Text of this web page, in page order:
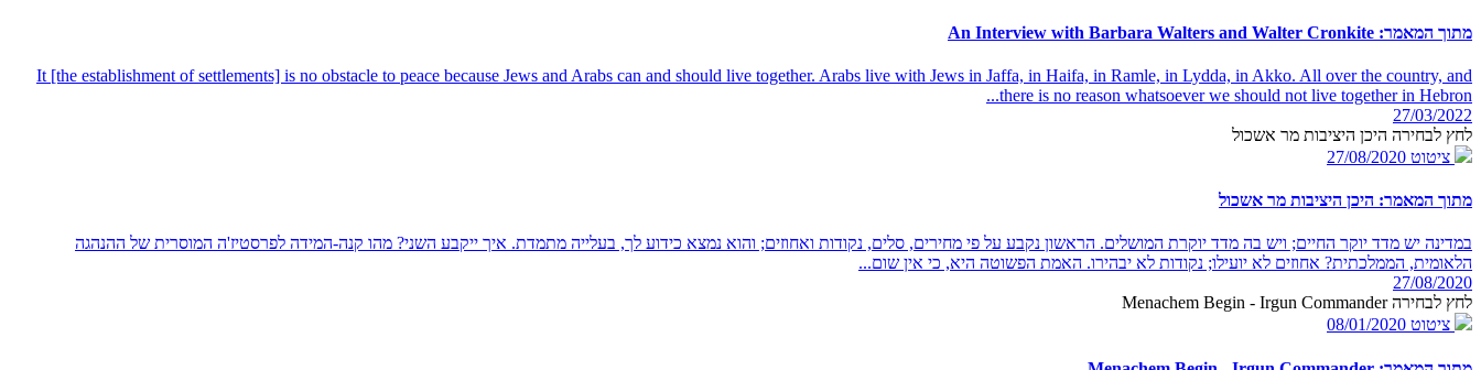
מתוך המאמר: An Interview with Barbara Walters and Walter Cronkite
It [the establishment of settlements] is no obstacle to peace because Jews and Arabs can and should live together. Arabs live with Jews in Jaffa, in Haifa, in Ramle, in Lydda, in Akko. All over the country, and
there is no reason whatsoever we should not live together in Hebron...
27/03/2022
לחץ לבחירה היכן היציבות מר אשכול
ציטוט 27/08/2020
מתוך המאמר: היכן היציבות מר אשכול
במדינה יש מדד יוקר החיים; ויש בה מדד יוקרת המושלים. הראשון נקבע על פי מחירים, סלים, נקודות ואחוזים; והוא נמצא כידוע לך, בעלייה מתמדת. איך ייקבע השני? מהו קנה-המידה לפרסטיז'ה המוסרית של ההנהגה
הלאומית, הממלכתית? אחוזים לא יועילו; נקודות לא יבהירו. האמת הפשוטה היא, כי אין שום...
27/08/2020
לחץ לבחירה Menachem Begin - Irgun Commander
ציטוט 08/01/2020